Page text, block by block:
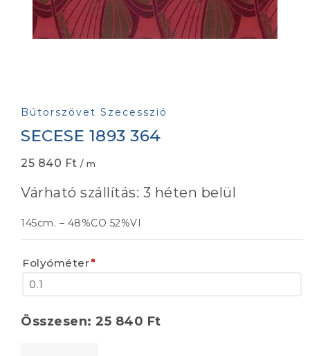
Bútorszövet Szecesszió
SECESE 1893 364
25 840 Ft / m
Várható szállítás: 3 héten belül
145cm. – 48%CO 52%VI
Folyóméter*
Összesen: 25 840 Ft